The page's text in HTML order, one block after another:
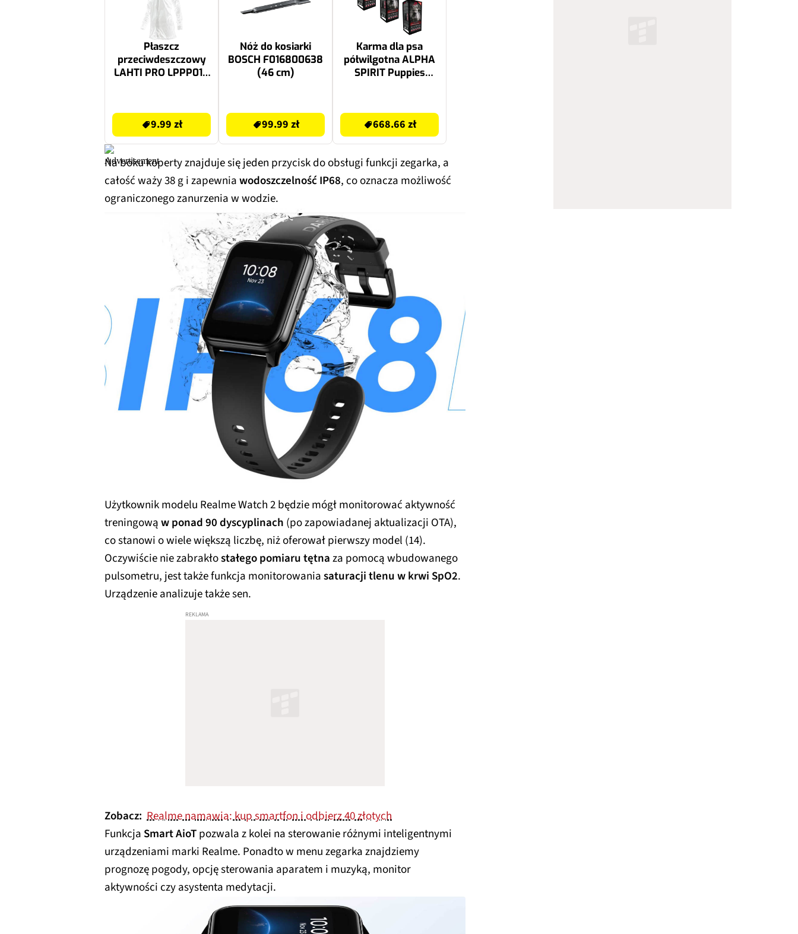
Płaszcz
przeciwdeszczowy
LAHTI PRO LPPP01U
9.99 zł
Nóż do kosiarki
BOSCH F016800638
(46 cm)
99.99 zł
Karma dla psa
półwilgotna ALPHA
SPIRIT Puppies
668.66 zł
Na boku koperty znajduje się jeden przycisk do obsługi funkcji zegarka, a
całość waży 38 g i zapewniawodoszczelność IP68, co oznacza możliwość
ograniczonego zanurzenia w wodzie.
Użytkownik modelu Realme Watch 2 będzie mógł monitorować aktywność
treningowąw ponad 90 dyscyplinach (po zapowiadanej aktualizacji OTA),
co stanowi o wiele większą liczbę, niż oferował pierwszy model (14).
Oczywiście nie zabrakłostałego pomiaru tętnaza pomocą wbudowanego
pulsometru, jest także funkcja monitorowaniasaturacji tlenu w krwi SpO2.
Urządzenie analizuje także sen.
Zobacz: Realme namawia: kup smartfon i odbierz 40 złotych
Funkcja Smart AioTpozwala z kolei na sterowanie różnymi inteligentnymi
urządzeniami marki Realme. Ponadto w menu zegarka znajdziemy
prognozę pogody, opcję sterowania aparatem i muzyką, monitor
aktywności czy asystenta medytacji.